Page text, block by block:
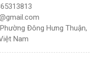
Đông Hưng Thuận,
Nam